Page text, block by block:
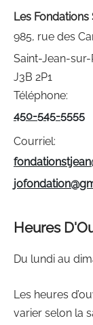
Les Fondations
985, rue des
Saint-Jean-sur-
J3B 2P1
Téléphone:
450-545-5555
Courriel:
Heures
Du lundi au
Les heures
varier selon la